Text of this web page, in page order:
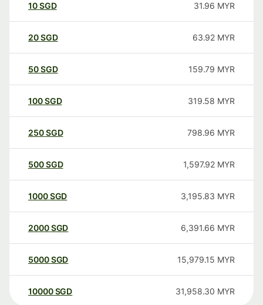
10SGD 31.96 MYR
20SGD 63.92 MYR
50SGD 159.79 MYR
100SGD 319.58 MYR
250SGD 798.96 MYR
500SGD 1,597.92 MYR
1000SGD 3,195.83 MYR
2000SGD 6,391.66 MYR
5000SGD 15,979.15 MYR
10000 SGD 31,958.30 MYR